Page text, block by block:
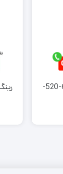
گردگیر کمک لیفان 620-520-